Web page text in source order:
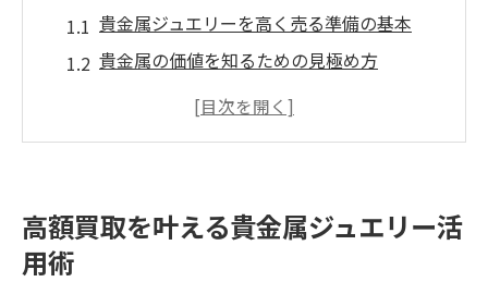
貴金属ジュエリーを高く売る準備の基本
貴金属の価値を知るための見極め方
高額買取につながる貴金属の手入れ方法
愛知県大府市で賢く手放す貴金属のコツ
高額買取を叶える貴金属ジュエリー活
用術